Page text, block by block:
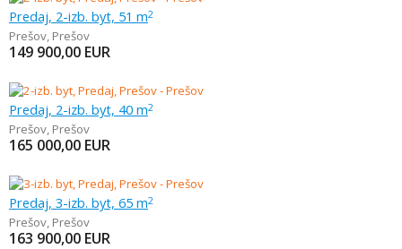
Predaj, 2-izb. byt, 51 m2
Prešov, Prešov
149 900,00 EUR
Predaj, 2-izb. byt, 40 m2
Prešov, Prešov
165 000,00 EUR
Predaj, 3-izb. byt, 65 m2
Prešov, Prešov
163 900,00 EUR